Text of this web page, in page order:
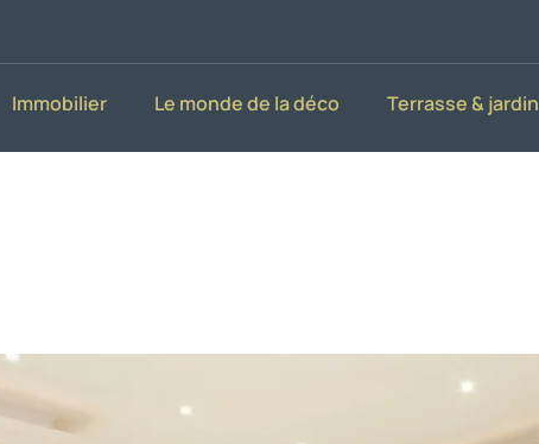
Immobilier Le monde de la déco Terrasse & jardin